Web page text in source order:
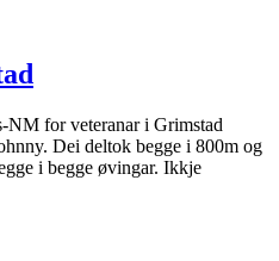
NM for veteranar i Grimstad
Dei deltok begge i 800m og
i begge øvingar. Ikkje